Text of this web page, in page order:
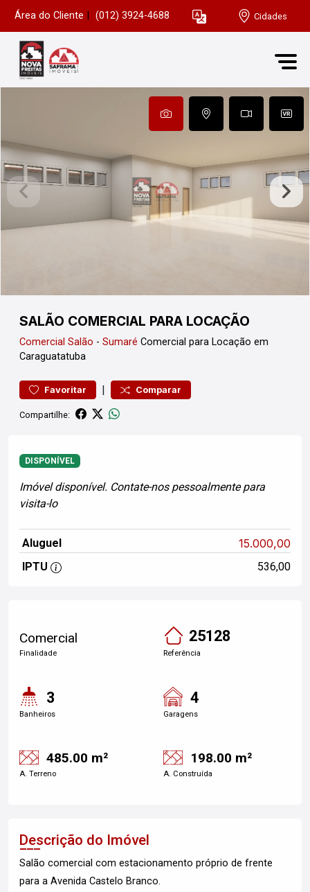
Área do Cliente (012) 3924-4688 Cidades
SALÃO COMERCIAL PARA LOCAÇÃO
Comercial Salão - Sumaré Comercial para Locação em
Caraguatatuba
Favoritar | Comparar
Compartilhe:
DISPONÍVEL
Imóvel disponível. Contate-nos pessoalmente para
visita-lo
Aluguel 15.000,00
IPTU 536,00
Comercial
Finalidade
25128
Referência
3
Banheiros
4
Garagens
485.00 m²
A. Terreno
198.00 m²
A. Construída
Descrição do Imóvel
Salão comercial com estacionamento próprio de frente
para a Avenida Castelo Branco.